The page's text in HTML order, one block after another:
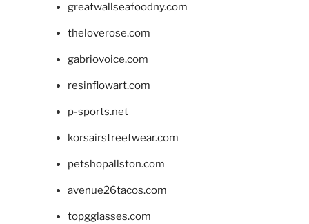
greatwallseafoodny.com
theloverose.com
gabriovoice.com
resinflowart.com
p-sports.net
korsairstreetwear.com
petshopallston.com
avenue26tacos.com
topgglasses.com